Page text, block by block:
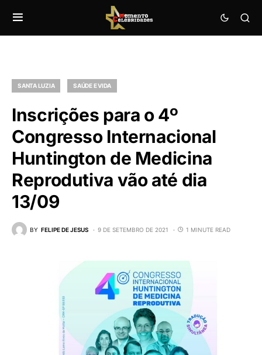
SANTA LUZIA SAÚDE E VIDA
Inscrições para o 4º
Congresso Internacional
Huntington de Medicina
Reprodutiva vão até dia
13/09
BY FELIPE DE JESUS 9 DE SETEMBRO DE 2021 1 MINUTE READ